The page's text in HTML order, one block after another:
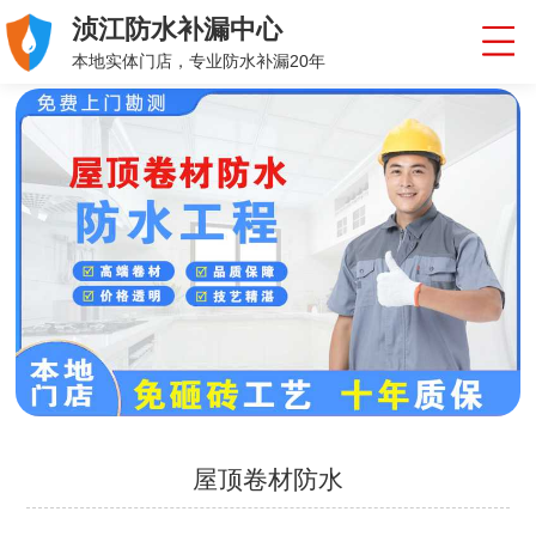
浈江防水补漏中心
本地实体门店，专业防水补漏20年
屋顶卷材防水